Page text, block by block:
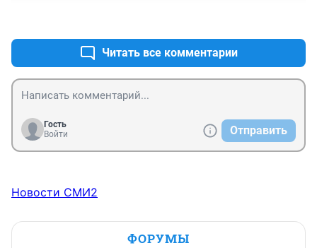
Читать все комментарии
Гость
Войти
Отправить
Новости СМИ2
ФОРУМЫ